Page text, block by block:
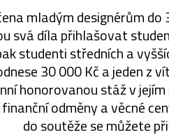
mladým designérům
svá díla přihlašovat
studenti středních a
30 000 Kč a jeden z
honorovanou stáž v
odměny a věcné
do soutěže se můžete